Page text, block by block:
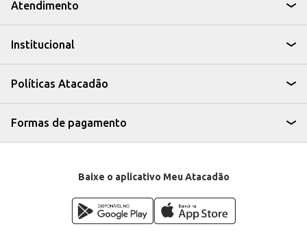
Com o Energético Enerup 2L, seus clientes terão uma opção saborosa e
Atendimento
Institucional
Políticas Atacadão
Formas de pagamento
Baixe o aplicativo Meu Atacadão